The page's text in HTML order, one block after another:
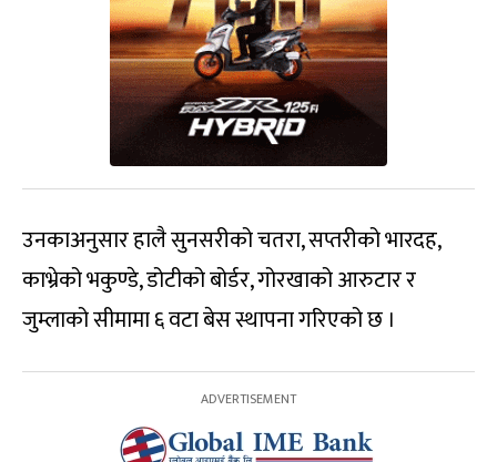
उनकाअनुसार हालै सुनसरीको चतरा, सप्तरीको भारदह,
काभ्रेको भकुण्डे, डोटीको बोर्डर, गोरखाको आरुटार र
जुम्लाको सीमामा ६ वटा बेस स्थापना गरिएको छ ।